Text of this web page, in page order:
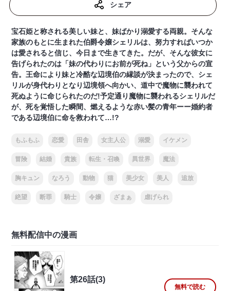
シェア
宝石姫と称される美しい妹と、妹ばかり溺愛する両親。そんな
家族のもとに生まれた伯爵令嬢シェリルは、努力すればいつか
は愛されると信じ、今日まで生きてきた。だが、そんな彼女に
告げられたのは「妹の代わりにお前が死ね」という父からの宣
告。王命により妹と冷酷な辺境伯の縁談が決まったので、シェ
リルが身代わりとなり辺境領へ向かい、道中で魔物に襲われて
死ぬように命じられたのだ!予定通り魔物に襲われるシェリルだ
が、死を覚悟した瞬間、燃えるような赤い髪の青年ーー婚約者
である辺境伯に命を救われて…!?
もふもふ 恋愛 田舎 女主人公 溺愛 イケメン
冒険 結婚 貴族 転生・召喚 異世界 魔法
胸キュン なろう 動物 猫 美少女 美人 追放
絶望 断罪 騎士 令嬢 ざまぁ 虐げられ
無料配信中の漫画
第26話(3)
無料で読む